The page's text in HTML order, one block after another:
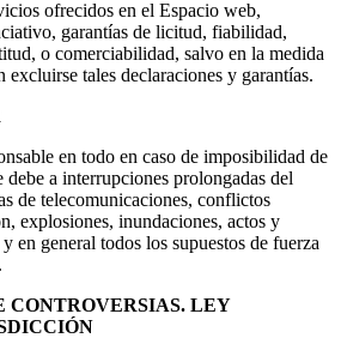
ofrecidos en el Espacio web,
garantías de licitud, fiabilidad,
o comerciabilidad, salvo en la medida
excluirse tales declaraciones y garantías.
en todo en caso de imposibilidad de
debe a interrupciones prolongadas del
de telecomunicaciones, conflictos
explosiones, inundaciones, actos y
en general todos los supuestos de fuerza
CONTROVERSIAS. LEY